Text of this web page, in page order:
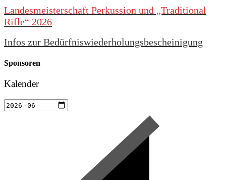
Landesmeisterschaft Perkussion und „Traditional
Rifle“ 2026
Infos zur Bedürfniswiederholungsbescheinigung
Sponsoren
Kalender